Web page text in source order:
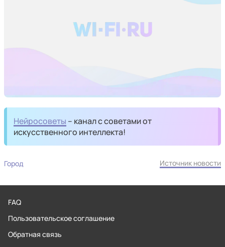
Нейросоветы – канал с советами от
искусственного интеллекта!
Город Источник новости
FAQ
Пользовательское соглашение
Обратная связь